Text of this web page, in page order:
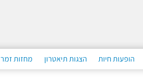
הופעות חיות הצגות תיאטרון מחזות זמר